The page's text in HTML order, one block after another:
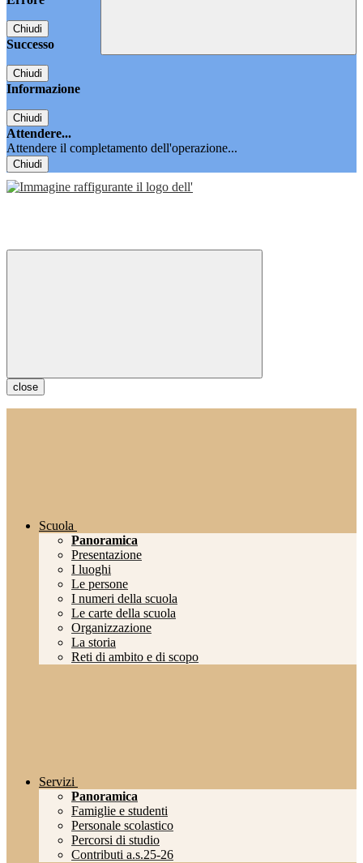
Chiudi
Successo
Chiudi
Informazione
Chiudi
Attendere...
Attendere il completamento dell'operazione...
Chiudi
close
Scuola
Panoramica
Presentazione
I luoghi
Le persone
I numeri della scuola
Le carte della scuola
Organizzazione
La storia
Reti di ambito e di scopo
Servizi
Panoramica
Famiglie e studenti
Personale scolastico
Percorsi di studio
Contributi a.s.25-26